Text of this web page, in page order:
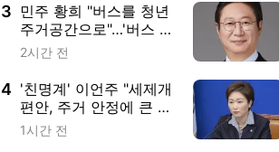
3 민주 황희 "버스를 청년
주거공간으로"…'버스 하
우스' 아이디어 제안
2시간 전
4 '친명계' 이언주 "세제개
편안, 주거 안정에 큰 무
리수 될 것"
1시간 전